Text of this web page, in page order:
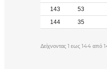
143
53
144
35
Δείχνοντας 1 εως 144 από